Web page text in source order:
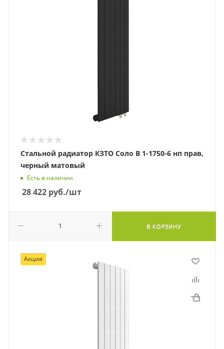
Стальной радиатор КЗТО Соло В 1-1750-6 нп прав,
черный матовый
Есть в наличии
28 422 руб./шт
В КОРЗИНУ
Акция